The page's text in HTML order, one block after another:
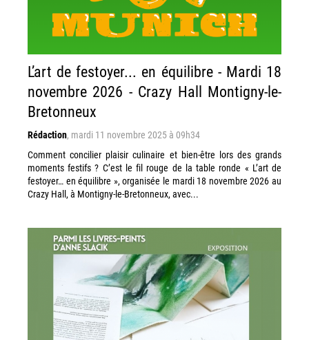
L’art de festoyer... en équilibre - Mardi 18
novembre 2026 - Crazy Hall Montigny-le-
Bretonneux
Rédaction, mardi 11 novembre 2025 à 09h34
Comment concilier plaisir culinaire et bien-être lors des grands
moments festifs ? C’est le fil rouge de la table ronde « L’art de
festoyer… en équilibre », organisée le mardi 18 novembre 2026 au
Crazy Hall, à Montigny-le-Bretonneux, avec...